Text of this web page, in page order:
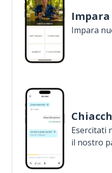
Impara
Esercitati
il nostro